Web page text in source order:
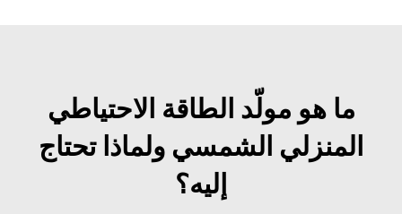
ما هو مولّد الطاقة الاحتياطي
المنزلي الشمسي ولماذا تحتاج
إليه؟